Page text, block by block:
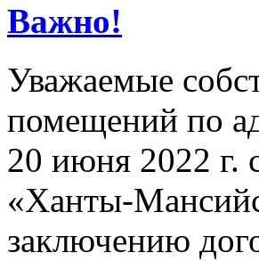
Важно!
Уважаемые
помещений по
20 июня 2022 г.
«Ханты-
заключению